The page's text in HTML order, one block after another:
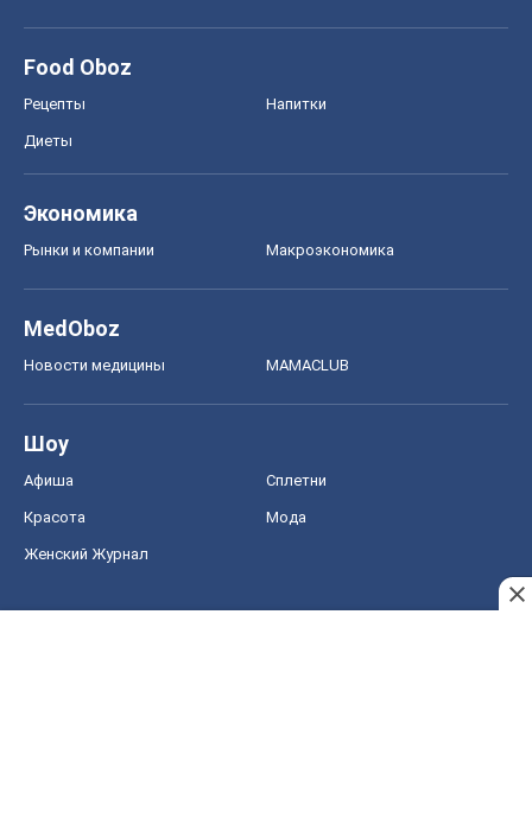
Food Oboz
Рецепты Напитки
Диеты
Экономика
Рынки и компании Mакроэкономика
MedOboz
Новости медицины MAMACLUB
Шоу
Афиша Сплетни
Красота Мода
Женский Журнал